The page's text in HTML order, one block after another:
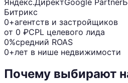
Битрикс
0+агентств и застройщиков
от 0 ₽CPL целевого лида
0%средний ROAS
0+лет в нише недвижимости
Почему выбирают